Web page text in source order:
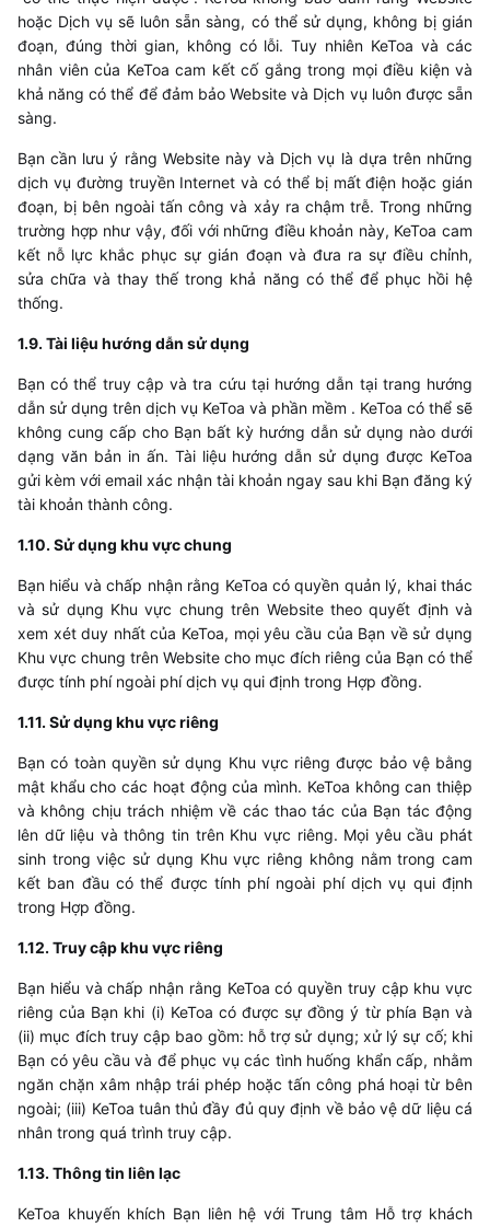
hoặc Dịch vụ sẽ luôn sẵn sàng, có thể sử dụng, không bị gián
đoạn, đúng thời gian, không có lỗi. Tuy nhiên KeToa và các
nhân viên của KeToa cam kết cố gắng trong mọi điều kiện và
khả năng có thể để đảm bảo Website và Dịch vụ luôn được sẵn
sàng.
Bạn cần lưu ý rằng Website này và Dịch vụ là dựa trên những
dịch vụ đường truyền Internet và có thể bị mất điện hoặc gián
đoạn, bị bên ngoài tấn công và xảy ra chậm trễ. Trong những
trường hợp như vậy, đối với những điều khoản này, KeToa cam
kết nỗ lực khắc phục sự gián đoạn và đưa ra sự điều chỉnh,
sửa chữa và thay thế trong khả năng có thể để phục hồi hệ
thống.
​1.9. Tài liệu hướng dẫn sử dụng
Bạn có thể truy cập và tra cứu tại hướng dẫn tại trang hướng
dẫn sử dụng trên dịch vụ KeToa và phần mềm . KeToa có thể sẽ
không cung cấp cho Bạn bất kỳ hướng dẫn sử dụng nào dưới
dạng văn bản in ấn. Tài liệu hướng dẫn sử dụng được KeToa
gửi kèm với email xác nhận tài khoản ngay sau khi Bạn đăng ký
tài khoản thành công.
​1.10. Sử dụng khu vực chung
Bạn hiểu và chấp nhận rằng KeToa có quyền quản lý, khai thác
và sử dụng Khu vực chung trên Website theo quyết định và
xem xét duy nhất của KeToa, mọi yêu cầu của Bạn về sử dụng
Khu vực chung trên Website cho mục đích riêng của Bạn có thể
được tính phí ngoài phí dịch vụ qui định trong Hợp đồng.
​1.11. Sử dụng khu vực riêng
Bạn có toàn quyền sử dụng Khu vực riêng được bảo vệ bằng
mật khẩu cho các hoạt động của mình. KeToa không can thiệp
và không chịu trách nhiệm về các thao tác của Bạn tác động
lên dữ liệu và thông tin trên Khu vực riêng. Mọi yêu cầu phát
sinh trong việc sử dụng Khu vực riêng không nằm trong cam
kết ban đầu có thể được tính phí ngoài phí dịch vụ qui định
trong Hợp đồng.
​1.12. Truy cập khu vực riêng
Bạn hiểu và chấp nhận rằng KeToa có quyền truy cập khu vực
riêng của Bạn khi (i) KeToa có được sự đồng ý từ phía Bạn và
(ii) mục đích truy cập bao gồm: hỗ trợ sử dụng; xử lý sự cố; khi
Bạn có yêu cầu và để phục vụ các tình huống khẩn cấp, nhằm
ngăn chặn xâm nhập trái phép hoặc tấn công phá hoại từ bên
ngoài; (iii) KeToa tuân thủ đầy đủ quy định về bảo vệ dữ liệu cá
nhân trong quá trình truy cập.
​1.13. Thông tin liên lạc
KeToa khuyến khích Bạn liên hệ với Trung tâm Hỗ trợ khách